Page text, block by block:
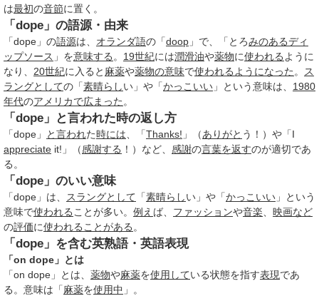
は最初の音節に置く。
「dope」の語源・由来
「dope」の語源は、 オランダ語の「doop 」で、「とろみのあるディ
ップソース 」を意味する 。 19世紀には潤滑油や薬物に使われる ように
なり、 20世紀に入ると 麻薬や薬物の意味で使われる ようになった 。
ス
ラングとしての「素晴らしい」や「かっこいい 」という意味は、 1980
年代のアメリカで広まった 。
「dope」と言われた時の返し方
「dope」 と言われた時には 、「Thanks! 」（ありがと う！）や「I
appreciate it!」（感謝する ！）など、 感謝の言葉を返すのが適切であ
る。
「dope」のいい意味
「dope」は、 スラングとして 「素晴らしい」や「かっこいい 」という
意味で使われる ことが多い。 例え ば、 ファッションや音楽
映画など
の評価に使われる ことがある 。
「dope」を含む英熟語・英語表現
「on dope」とは
「on dope」とは、 薬物や麻薬を使用している状態を指す表現であ
る。意味は「麻薬を使用中 」。